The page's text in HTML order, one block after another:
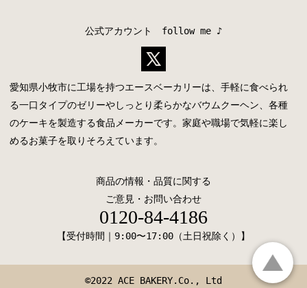
公式アカウント follow me ♪
愛知県小牧市に工場を持つエースベーカリーは、手軽に食べられ
る一口タイプのゼリーやしっとり柔らかなバウムクーヘン、各種
のケーキを製造する食品メーカーです。家庭や職場で気軽に楽し
めるお菓子を取りそろえています。
商品の情報・品質に関する
ご意見・お問い合わせ
0120-84-4186
【受付時間｜9:00〜17:00（土日祝除く）】
©2022 ACE BAKERY.Co., Ltd